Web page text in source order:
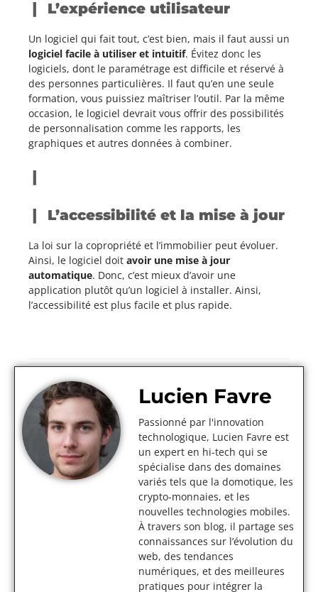
L’expérience utilisateur
Un logiciel qui fait tout, c’est bien, mais il faut aussi un
logiciel facile à utiliser et intuitif. Évitez donc les
logiciels, dont le paramétrage est difficile et réservé à
des personnes particulières. Il faut qu’en une seule
formation, vous puissiez maîtriser l’outil. Par la même
occasion, le logiciel devrait vous offrir des possibilités
de personnalisation comme les rapports, les
graphiques et autres données à combiner.
L’accessibilité et la mise à jour
La loi sur la copropriété et l’immobilier peut évoluer.
Ainsi, le logiciel doit avoir une mise à jour
automatique. Donc, c’est mieux d’avoir une
application plutôt qu’un logiciel à installer. Ainsi,
l’accessibilité est plus facile et plus rapide.
Lucien Favre
Passionné par l'innovation
technologique, Lucien Favre est
un expert en hi-tech qui se
spécialise dans des domaines
variés tels que la domotique, les
crypto-monnaies, et les
nouvelles technologies mobiles.
À travers son blog, il partage ses
connaissances sur l’évolution du
web, des tendances
numériques, et des meilleures
pratiques pour intégrer la